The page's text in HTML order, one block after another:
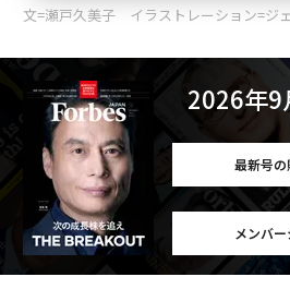
文=瀬戸久美子 イラストレーション=ジ
2026年9
最新号
メンバ